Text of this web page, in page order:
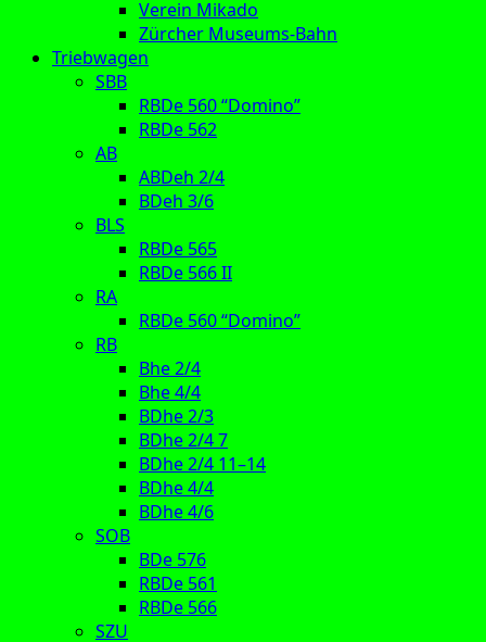
Verein Mikado
Zürcher Museums-Bahn
Triebwagen
SBB
RBDe 560 “Domino”
RBDe 562
AB
ABDeh 2/4
BDeh 3/6
BLS
RBDe 565
RBDe 566 II
RA
RBDe 560 “Domino”
RB
Bhe 2/4
Bhe 4/4
BDhe 2/3
BDhe 2/4 7
BDhe 2/4 11–14
BDhe 4/4
BDhe 4/6
SOB
BDe 576
RBDe 561
RBDe 566
SZU